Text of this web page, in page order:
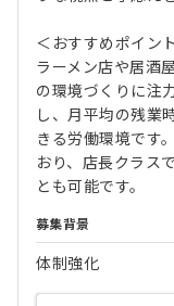
＜おすすめポイン
ラーメン店や居酒
の環境づくりに注
し、月平均の残業
きる労働環境です
おり、店長クラス
とも可能です。
募集背景
体制強化